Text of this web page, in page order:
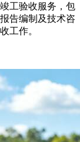
工验收服务，包
告编制及技术咨
工作。